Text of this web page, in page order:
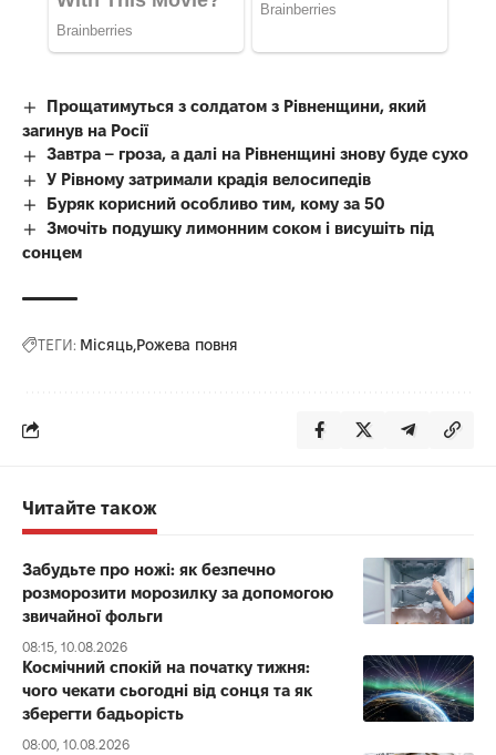
Прощатимуться з солдатом з Рівненщини, який
загинув на Росії
Завтра – гроза, а далі на Рівненщині знову буде сухо
У Рівному затримали крадія велосипедів
Буряк корисний особливо тим, кому за 50
Змочіть подушку лимонним соком і висушіть під
сонцем
ТЕГИ: Місяць Рожева повня
Читайте також
Забудьте про ножі: як безпечно
розморозити морозилку за допомогою
звичайної фольги
08:15, 10.08.2026
Космічний спокій на початку тижня:
чого чекати сьогодні від сонця та як
зберегти бадьорість
08:00, 10.08.2026